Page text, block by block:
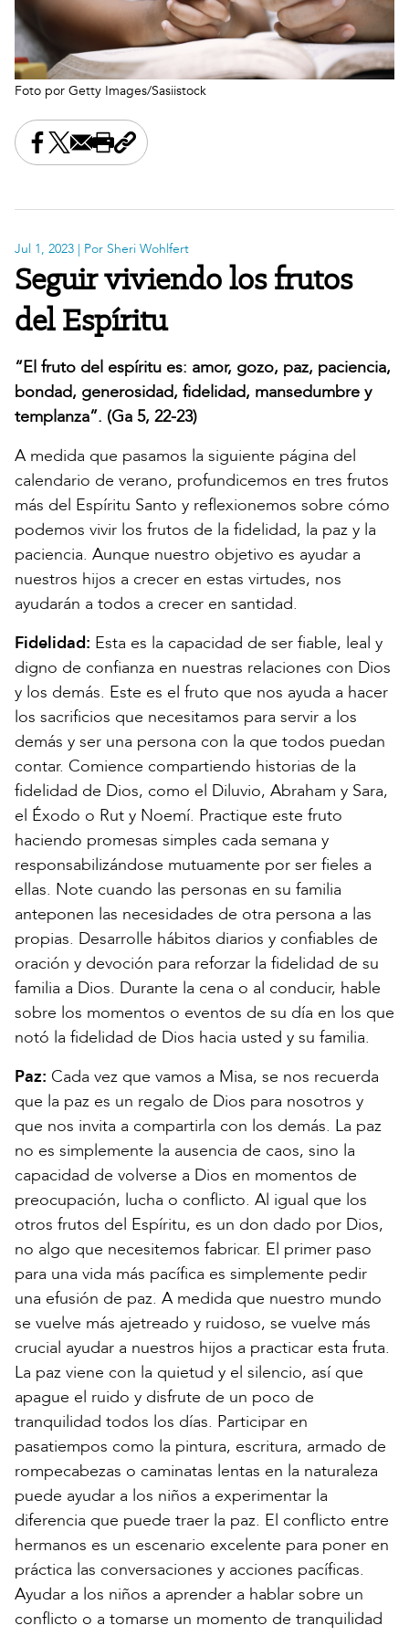
Foto por Getty Images/Sasiistock
Share this on Facebook
Share this on X
Share this by email
Print this page
Copy the page address
Jul 1, 2023 | Por Sheri Wohlfert
Seguir viviendo los frutos
del Espíritu
“El fruto del espíritu es: amor, gozo, paz, paciencia,
bondad, generosidad, fidelidad, mansedumbre y
templanza”. (Ga 5, 22-23)
A medida que pasamos la siguiente página del
calendario de verano, profundicemos en tres frutos
más del Espíritu Santo y reflexionemos sobre cómo
podemos vivir los frutos de la fidelidad, la paz y la
paciencia. Aunque nuestro objetivo es ayudar a
nuestros hijos a crecer en estas virtudes, nos
ayudarán a todos a crecer en santidad.
Fidelidad: Esta es la capacidad de ser fiable, leal y
digno de confianza en nuestras relaciones con Dios
y los demás. Este es el fruto que nos ayuda a hacer
los sacrificios que necesitamos para servir a los
demás y ser una persona con la que todos puedan
contar. Comience compartiendo historias de la
fidelidad de Dios, como el Diluvio, Abraham y Sara,
el Éxodo o Rut y Noemí. Practique este fruto
haciendo promesas simples cada semana y
responsabilizándose mutuamente por ser fieles a
ellas. Note cuando las personas en su familia
anteponen las necesidades de otra persona a las
propias. Desarrolle hábitos diarios y confiables de
oración y devoción para reforzar la fidelidad de su
familia a Dios. Durante la cena o al conducir, hable
sobre los momentos o eventos de su día en los que
notó la fidelidad de Dios hacia usted y su familia.
Paz: Cada vez que vamos a Misa, se nos recuerda
que la paz es un regalo de Dios para nosotros y
que nos invita a compartirla con los demás. La paz
no es simplemente la ausencia de caos, sino la
capacidad de volverse a Dios en momentos de
preocupación, lucha o conflicto. Al igual que los
otros frutos del Espíritu, es un don dado por Dios,
no algo que necesitemos fabricar. El primer paso
para una vida más pacífica es simplemente pedir
una efusión de paz. A medida que nuestro mundo
se vuelve más ajetreado y ruidoso, se vuelve más
crucial ayudar a nuestros hijos a practicar esta fruta.
La paz viene con la quietud y el silencio, así que
apague el ruido y disfrute de un poco de
tranquilidad todos los días. Participar en
pasatiempos como la pintura, escritura, armado de
rompecabezas o caminatas lentas en la naturaleza
puede ayudar a los niños a experimentar la
diferencia que puede traer la paz. El conflicto entre
hermanos es un escenario excelente para poner en
práctica las conversaciones y acciones pacíficas.
Ayudar a los niños a aprender a hablar sobre un
conflicto o a tomarse un momento de tranquilidad